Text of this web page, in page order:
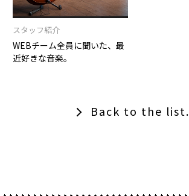
スタッフ紹介
WEBチーム全員に聞いた、最
近好きな音楽。
Back to the list.